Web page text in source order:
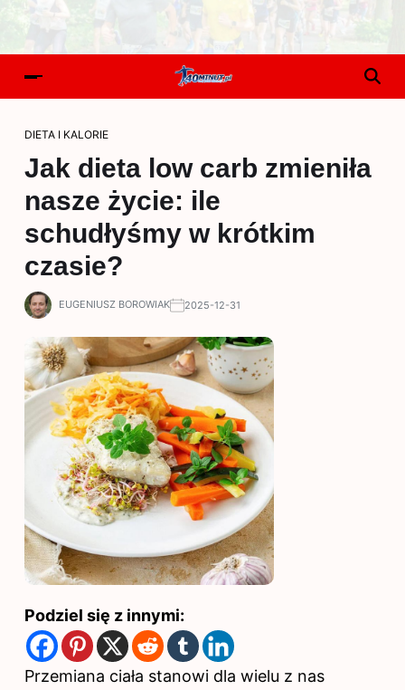
DIETA I KALORIE
Jak dieta low carb zmieniła
nasze życie: ile
schudłyśmy w krótkim
czasie?
EUGENIUSZ BOROWIAK 2025-12-31
Podziel się z innymi:
Przemiana ciała stanowi dla wielu z nas